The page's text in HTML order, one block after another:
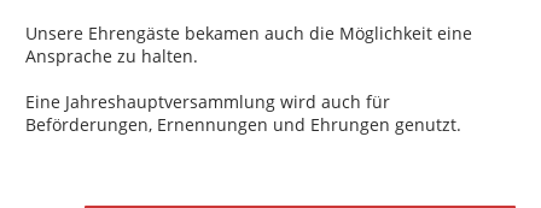
Unsere Ehrengäste bekamen auch die Möglichkeit eine
Ansprache zu halten.
Eine Jahreshauptversammlung wird auch für
Beförderungen, Ernennungen und Ehrungen genutzt.